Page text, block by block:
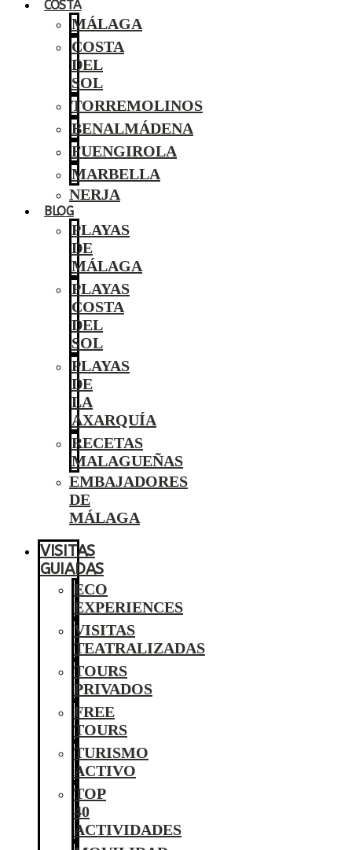
COSTA
MÁLAGA
COSTA
DEL
SOL
TORREMOLINOS
BENALMÁDENA
FUENGIROLA
MARBELLA
NERJA
BLOG
PLAYAS
DE
MÁLAGA
PLAYAS
COSTA
DEL
SOL
PLAYAS
DE
LA
AXARQUÍA
RECETAS
MALAGUEÑAS
EMBAJADORES
DE
MÁLAGA
VISITAS
GUIADAS
ECO
EXPERIENCES
VISITAS
TEATRALIZADAS
TOURS
PRIVADOS
FREE
TOURS
TURISMO
ACTIVO
TOP
40
ACTIVIDADES